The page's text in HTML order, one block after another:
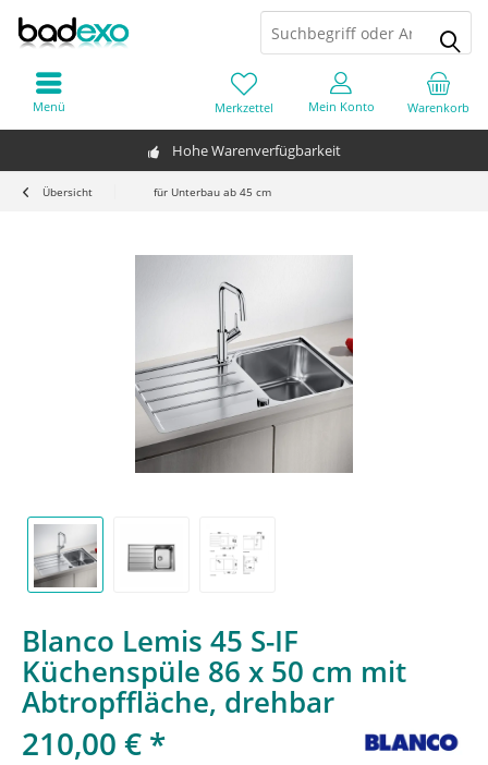
Hohe Warenverfügbarkeit
Warenkorb
Merkzettel Mein Konto
Menü
Übersicht für Unterbau ab 45 cm
Blanco Lemis 45 S-IF
Küchenspüle 86 x 50 cm mit
Abtropffläche, drehbar
210,00 € *